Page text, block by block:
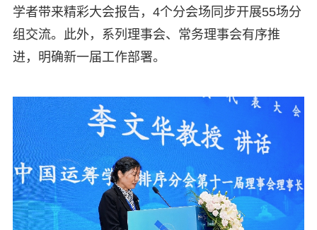
学者带来精彩大会报告，4个分会场同步开展55场分
组交流。此外，系列理事会、常务理事会有序推
进，明确新一届工作部署。